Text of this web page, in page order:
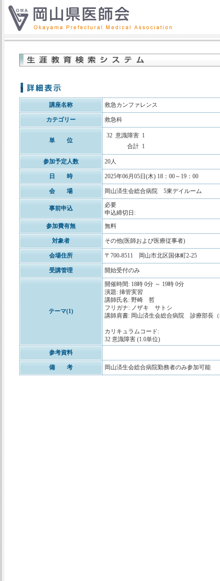
講座名称 救急カンファレンス
カテゴリー 救急科
単 位
32 意識障害 1
合計 1
参加予定人数 20人
日 時 2025年06月05日(木) 18：00～19：00
会 場 岡山済生会総合病院 5東デイルーム
事前申込
必要
申込締切日:
参加費有無
無料
対象者 その他(医師および医療従事者)
会場住所 〒700-8511 岡山市北区国体町2-25
受講管理 開始受付のみ
テーマ(1)
開催時間: 18時 0分 ～ 19時 0分
演題: 挿管実習
講師氏名: 野崎 哲
フリガナ: ノザキ サトシ
講師肩書: 岡山済生会総合病院 診療部長
カリキュラムコード:
32 意識障害 (1.0単位)
参考資料
備 考 岡山済生会総合病院勤務者のみ参加可能